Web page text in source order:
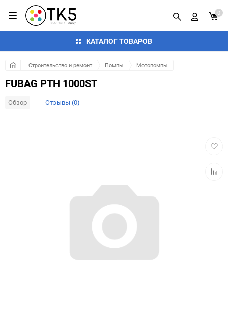
КАТАЛОГ ТОВАРОВ
0
Строительство и ремонт Помпы Мотопомпы
FUBAG PTH 1000ST
Обзор Отзывы (0)